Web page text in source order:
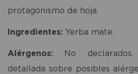
protagonismo de hoja.
Ingredientes: Yerba mate.
Alérgenos: No declarados.
detallada sobre posibles